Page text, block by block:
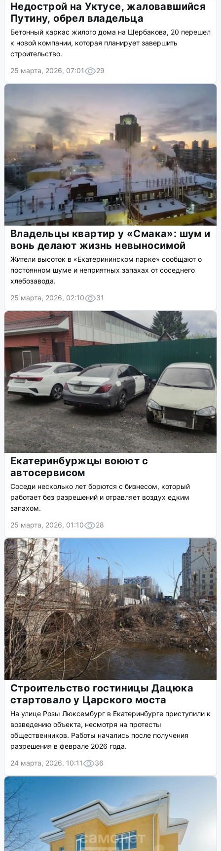
Недострой на Уктусе, жаловавшийся
Путину, обрел владельца
Бетонный каркас жилого дома на Щербакова, 20 перешел
к новой компании, которая планирует завершить
строительство.
25 марта, 2026, 07:01
29
Владельцы квартир у «Смака»: шум и
вонь делают жизнь невыносимой
Жители высоток в «Екатерининском парке» сообщают о
постоянном шуме и неприятных запахах от соседнего
хлебозавода.
25 марта, 2026, 02:10
31
Екатеринбуржцы воюют с
автосервисом
Соседи несколько лет борются с бизнесом, который
работает без разрешений и отравляет воздух едким
запахом.
25 марта, 2026, 01:10
28
Строительство гостиницы Дацюка
стартовало у Царского моста
На улице Розы Люксембург в Екатеринбурге приступили к
возведению объекта, несмотря на протесты
общественников. Работы начались после получения
разрешения в феврале 2026 года.
24 марта, 2026, 10:11
36